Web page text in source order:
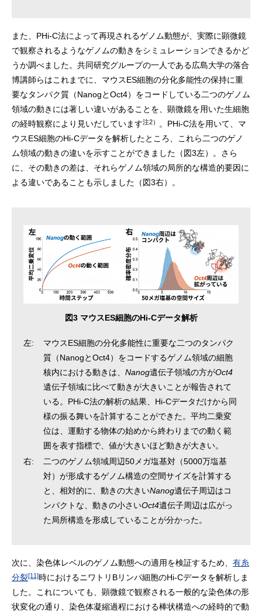
また、PHi-C法によって再現されるゲノム動態が、実際に顕微鏡
で観察されるようなゲノムの動きをシミュレーションできるかど
うか調べました。共同研究グループの一人である広島大学の落合
博講師らはこれまでに、マウスES細胞の分化多能性の保持に重
要なタンパク質（NanogとOct4）をコードしている二つのゲノム
領域の動きには著しい違いがあることを、顕微鏡を用いた生細胞
の経時観察により見いだしています注2） 。PHi-C法を用いて、マ
ウスES細胞のHi-Cデータを解析したところ、これら二つのゲノ
ム領域の動きの違いを示すことができました（図3左）。さら
に、その動きの差は、それらゲノム領域の局所的な構造的要因に
よる違いであることも示しました（図3右）。
図3 マウスES細胞のHi-Cデータ解析
左:
マウスES細胞の分化多能性に重要な二つのタンパク
質（NanogとOct4）をコードするゲノム領域の細胞
核内における動きは、 Nanog遺伝子領域の方がOct4
遺伝子領域に比べて動きが大きいことが報告されて
いる。PHi-C法の解析の結果、Hi-Cデータだけから同
様の振る舞いを計算することができた。平均二乗変
位は、運動する物体の始めから終わりまでの動く範
囲を表す指標で、値が大きいほど動きが大きい。
右:
二つのゲノム領域周辺50メガ塩基対（5000万塩基
対）が形成するゲノム構造の空間サイズを計算する
と、相対的に、動きの大きいNanog遺伝子周辺はコ
ンパクトな、動きの小さいOct4遺伝子周辺は広がっ
た局所構造を形成していることが分かった。
次に、染色体レベルのゲノム動態への適用を検証するため、 有糸
分裂[11]時におけるニワトリBリンパ細胞のHi-Cデータを解析しま
した。これについても、顕微鏡で観察される一般的な染色体の形
状変化の通り、染色体凝縮過程における棒状構造への経時的で動